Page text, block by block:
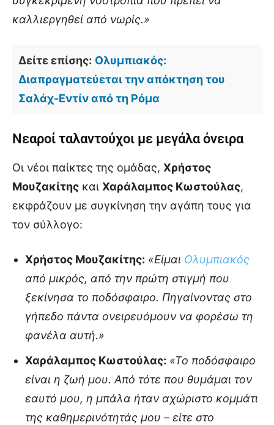
καλλιεργηθεί από νωρίς.»
Δείτε επίσης: Ολυμπιακός:
Διαπραγματεύεται την απόκτηση του
Σαλάχ-Εντίν από τη Ρόμα
Νεαροί ταλαντούχοι με μεγάλα όνειρα
Οι νέοι παίκτες της ομάδας, Χρήστος
Μουζακίτης και Χαράλαμπος Κωστούλας,
εκφράζουν με συγκίνηση την αγάπη τους για
τον σύλλογο:
Χρήστος Μουζακίτης: «Είμαι Ολυμπιακός
από μικρός, από την πρώτη στιγμή που
ξεκίνησα το ποδόσφαιρο. Πηγαίνοντας στο
γήπεδο πάντα ονειρευόμουν να φορέσω τη
φανέλα αυτή.»
Χαράλαμπος Κωστούλας: «Το ποδόσφαιρο
είναι η ζωή μου. Από τότε που θυμάμαι τον
εαυτό μου, η μπάλα ήταν αχώριστο κομμάτι
της καθημερινότητάς μου – είτε στο